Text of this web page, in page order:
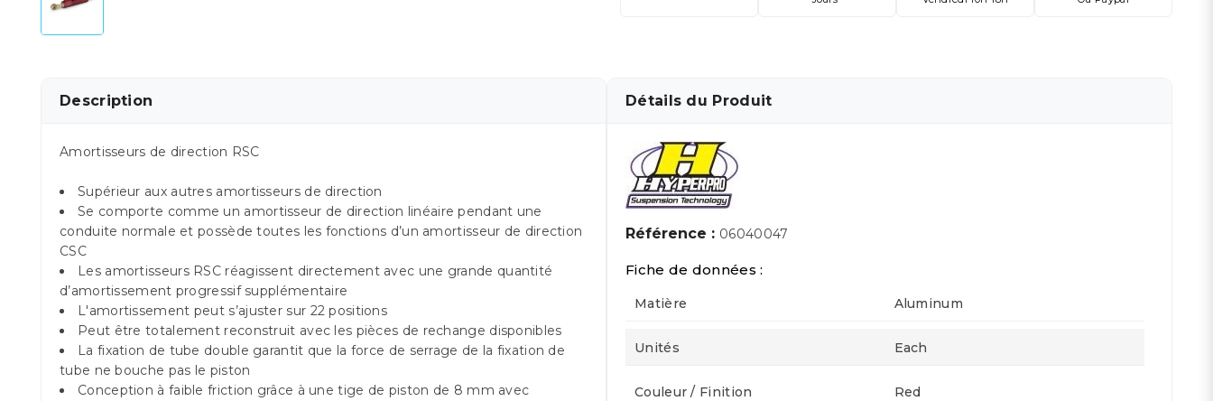
Description
Amortisseurs de direction RSC
Supérieur aux autres amortisseurs de direction
Se comporte comme un amortisseur de direction linéaire pendant une
conduite normale et possède toutes les fonctions d’un amortisseur de direction
CSC
Les amortisseurs RSC réagissent directement avec une grande quantité
d’amortissement progressif supplémentaire
L'amortissement peut s’ajuster sur 22 positions
Peut être totalement reconstruit avec les pièces de rechange disponibles
La fixation de tube double garantit que la force de serrage de la fixation de
tube ne bouche pas le piston
Conception à faible friction grâce à une tige de piston de 8 mm avec
Détails du Produit
Référence : 06040047
Fiche de données :
Matière Aluminum
Unités Each
Couleur / Finition Red